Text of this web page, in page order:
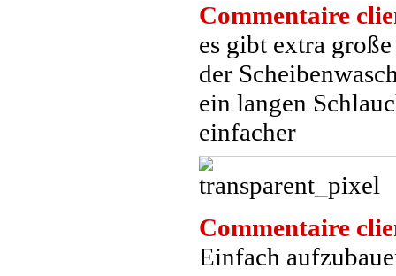
Commentaire
es gibt extra
der
ein langen
einfacher
Commentaire
Einfach